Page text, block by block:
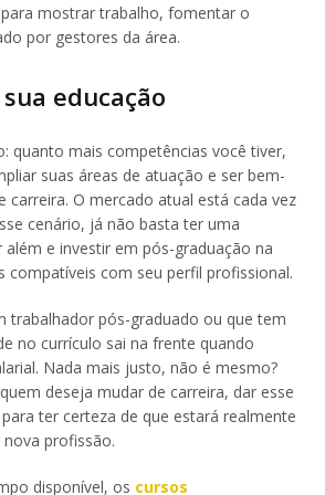
mostrar trabalho, fomentar o
por gestores da área.
educação
quanto mais competências você tiver,
suas áreas de atuação e ser bem-
carreira. O mercado atual está cada vez
cenário, já não basta ter uma
além e investir em pós-graduação na
compatíveis com seu perfil profissional.
trabalhador pós-graduado ou que tem
no currículo sai na frente quando
Nada mais justo, não é mesmo?
deseja mudar de carreira, dar esse
ter certeza de que estará realmente
profissão.
disponível, os cursos